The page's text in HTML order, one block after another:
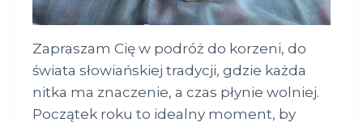
Zapraszam Cię w podróż do korzeni, do
świata słowiańskiej tradycji, gdzie każda
nitka ma znaczenie, a czas płynie wolniej.
Początek roku to idealny moment, by